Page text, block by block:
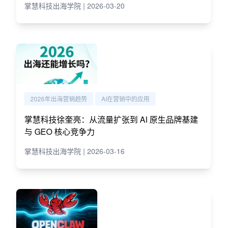
掌慧科技出海学院 | 2026-03-20
2026年出海营销趋势 AI在营销中的应用
掌慧科技徐奎亮：从流量扩张到 AI 原生品牌基建
与 GEO 核心竞争力
掌慧科技出海学院 | 2026-03-16